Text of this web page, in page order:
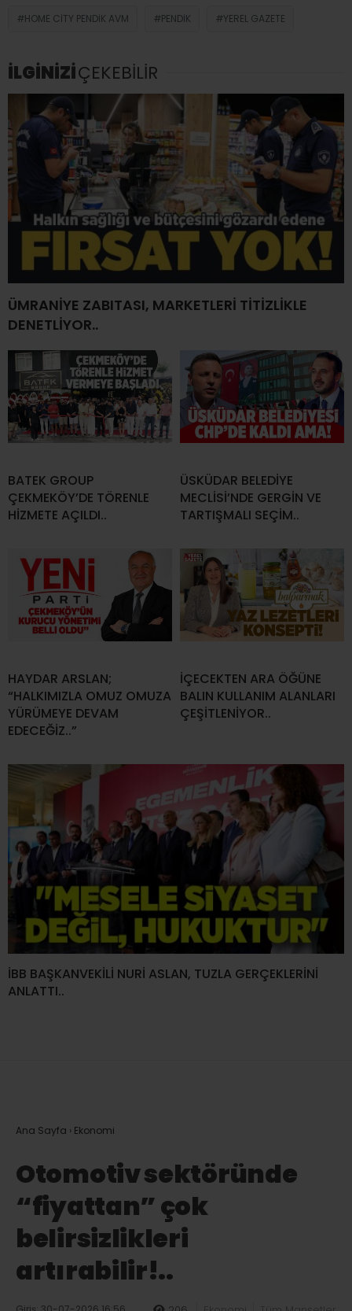
HOME CITY PENDIK AVM PENDIK YEREL GAZETE
İLGİNİZİÇEKEBİLİR
ÜMRANİYE ZABITASI, MARKETLERİ TİTİZLİKLE
DENETLİYOR..
BATEK GROUP
ÇEKMEKÖY’DE TÖRENLE
HİZMETE AÇILDI..
ÜSKÜDAR BELEDİYE
MECLİSİ’NDE GERGİN VE
TARTIŞMALI SEÇİM..
HAYDAR ARSLAN;
“HALKIMIZLA OMUZ OMUZA
YÜRÜMEYE DEVAM
EDECEĞİZ..”
İÇECEKTEN ARA ÖĞÜNE
BALIN KULLANIM ALANLARI
ÇEŞİTLENİYOR..
İBB BAŞKANVEKİLİ NURİ ASLAN, TUZLA GERÇEKLERİNİ
ANLATTI..
Ana Sayfa › Ekonomi
Otomotiv sektöründe
“fiyattan” çok
belirsizlikleri
artırabilir!..